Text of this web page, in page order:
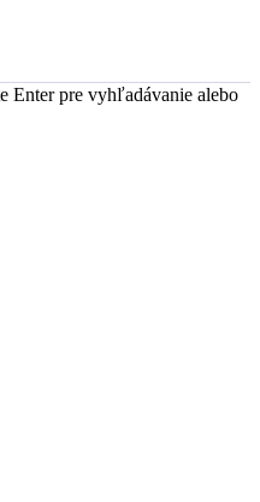
Enter pre vyhľadávanie alebo